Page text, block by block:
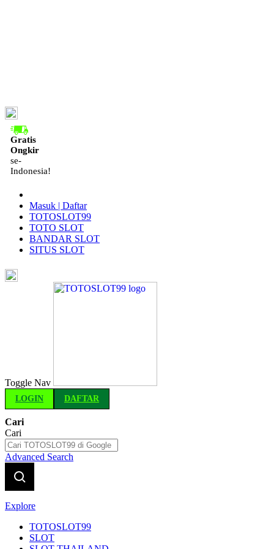
Gratis
Ongkir
se-
Indonesia!
Masuk | Daftar
TOTOSLOT99
TOTO SLOT
BANDAR SLOT
SITUS SLOT
Toggle Nav
LOGIN DAFTAR
Cari
Cari
Advanced Search
Explore
TOTOSLOT99
SLOT